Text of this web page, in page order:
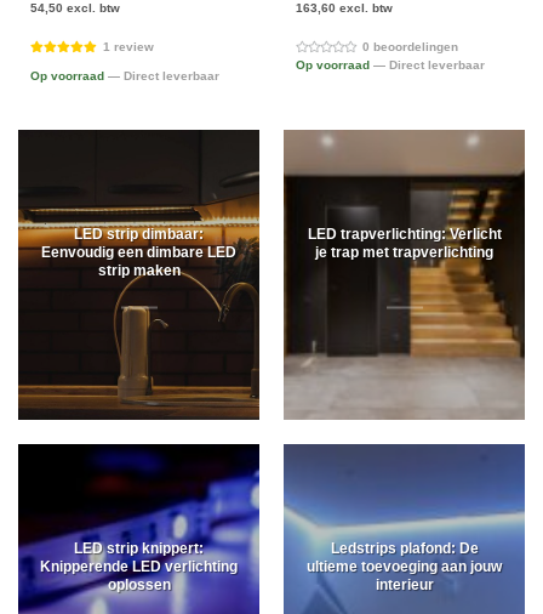
54,50 excl. btw
1 review
Op voorraad — Direct leverbaar
163,60 excl. btw
0 beoordelingen
Op voorraad — Direct leverbaar
LED strip dimbaar:
Eenvoudig een dimbare LED
strip maken
LED trapverlichting: Verlicht
je trap met trapverlichting
LED strip knippert:
Knipperende LED verlichting
oplossen
Ledstrips plafond: De
ultieme toevoeging aan jouw
interieur